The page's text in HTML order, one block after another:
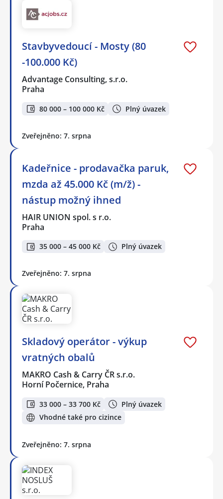
Stavbyvedoucí - Mosty (80
-100.000 Kč)
Advantage Consulting, s.r.o.
Praha
80 000 – 100 000 Kč Plný úvazek
Zveřejněno: 7. srpna
Kadeřnice - prodavačka paruk,
mzda až 45.000 Kč (m/ž) -
nástup možný ihned
HAIR UNION spol. s r.o.
Praha
35 000 – 45 000 Kč Plný úvazek
Zveřejněno: 7. srpna
Skladový operátor - výkup
vratných obalů
MAKRO Cash & Carry ČR s.r.o.
Horní Počernice, Praha
33 000 – 33 700 Kč
Plný úvazek
Vhodné také pro cizince
Zveřejněno: 7. srpna